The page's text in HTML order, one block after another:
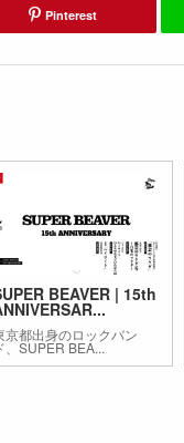
Pinterest
BEAVER | 15th
京都出身のロックバン
、SUPER BEA...